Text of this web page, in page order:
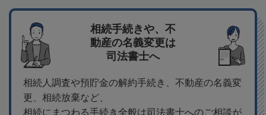
相続手続きや、不
動産の名義変更は
司法書士へ
相続人調査や預貯金の解約手続き、不動産の名義変
更、相続放棄など、
相続にまつわる手続き全般は司法書士へのご相談が